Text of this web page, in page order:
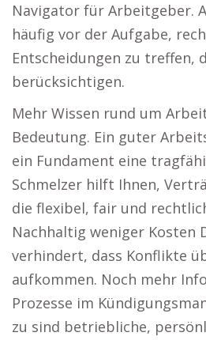
Navigator für Arbeitgeber.
häufig vor der Aufgabe,
Entscheidungen zu treffen,
berücksichtigen.
Mehr Wissen rund um
Bedeutung. Ein guter
ein Fundament eine
Schmelzer hilft Ihnen,
die flexibel, fair und
Nachhaltig weniger Kosten
verhindert, dass Konflikte
aufkommen. Noch mehr
Prozesse im
zu sind betriebliche,